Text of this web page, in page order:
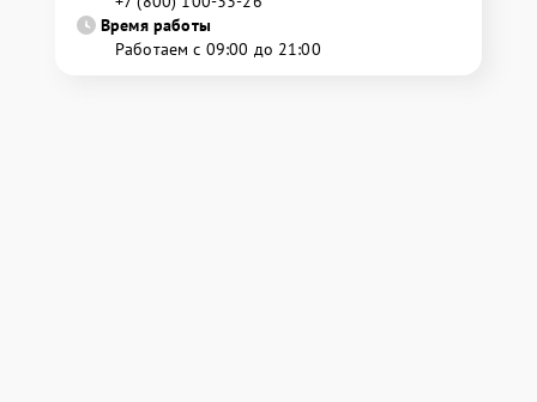
Время работы
Работаем с 09:00 до 21:00